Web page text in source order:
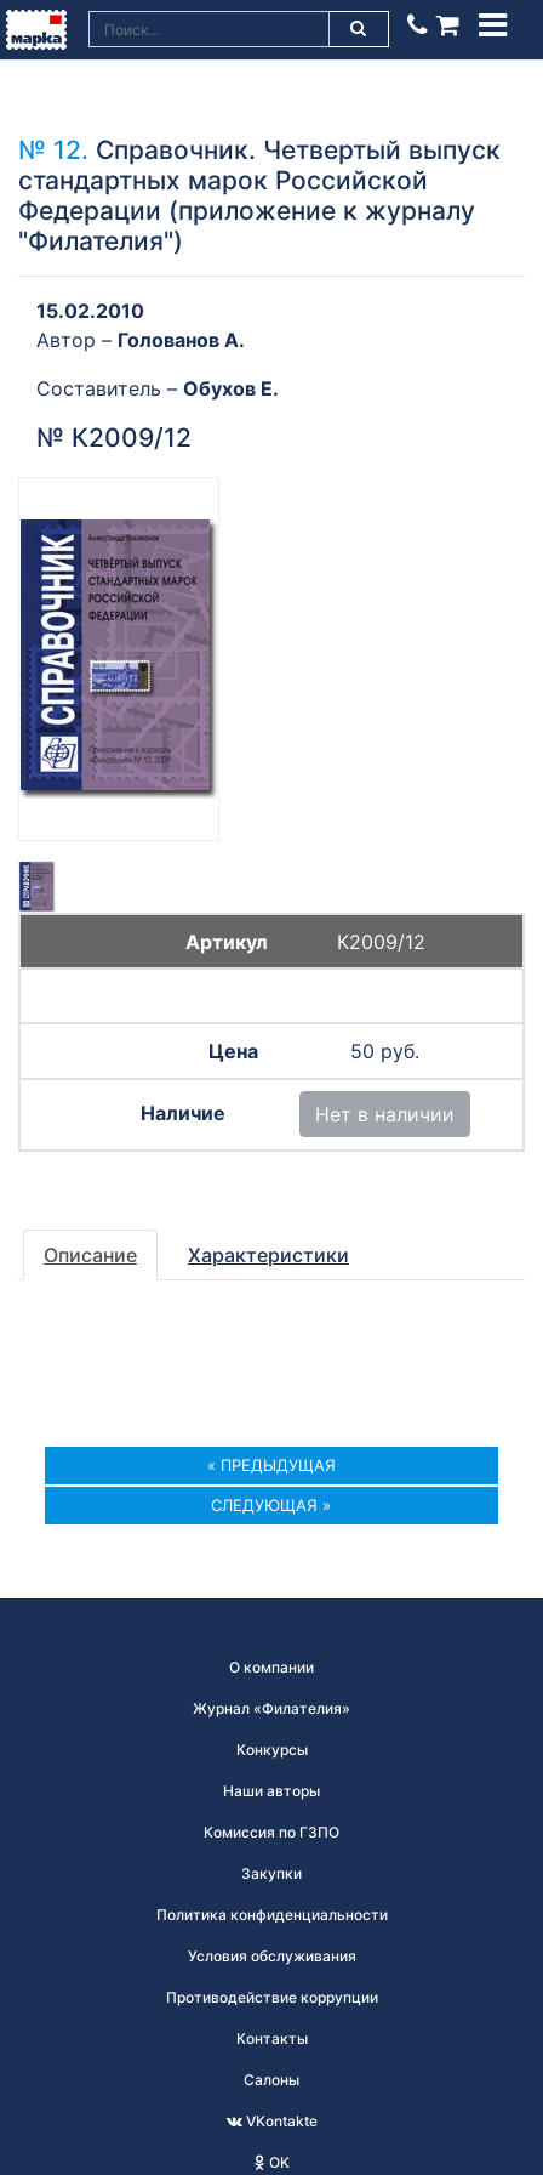
№ 12. Справочник. Четвертый выпуск
стандартных марок Российской
Федерации (приложение к журналу
"Филателия")
15.02.2010
Автор – Голованов А.
Составитель – Обухов Е.
№ К2009/12
К2009/12
50 руб.
Нет в наличии
Описание Характеристики
« ПРЕДЫДУЩАЯ
СЛЕДУЮЩАЯ »
О компании
Журнал «Филателия»
Конкурсы
Наши авторы
Комиссия по ГЗПО
Закупки
Политика конфиденциальности
Условия обслуживания
Противодействие коррупции
Контакты
Салоны
VKontakte
OK